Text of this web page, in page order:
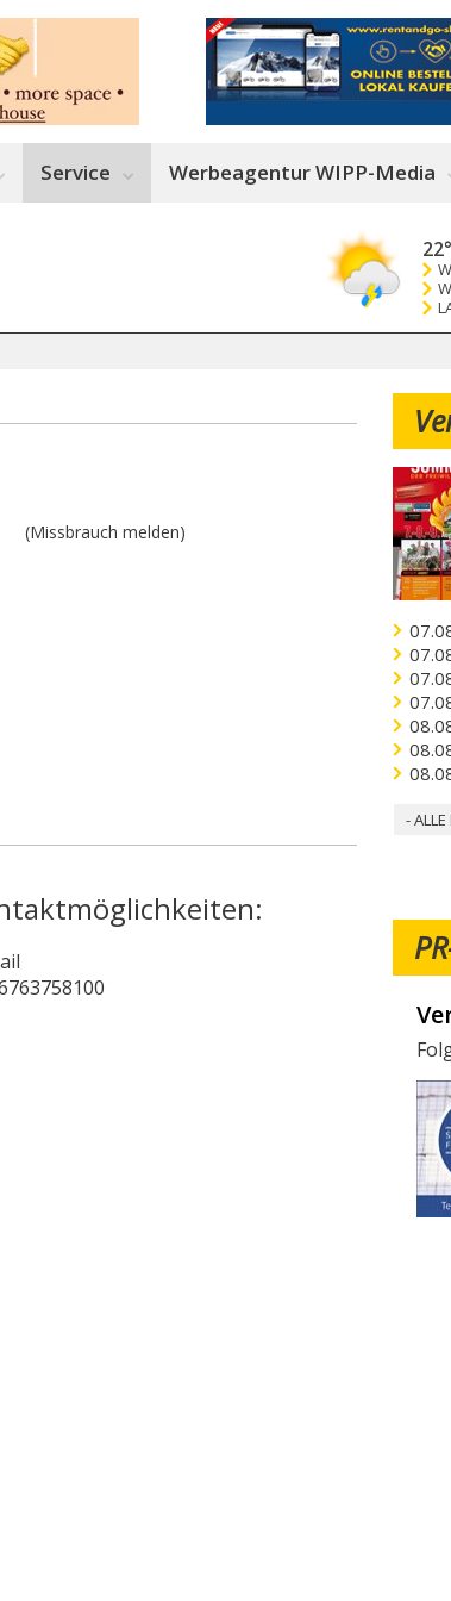
Service Werbeagentur WIPP-Media
(Missbrauch melden)
-